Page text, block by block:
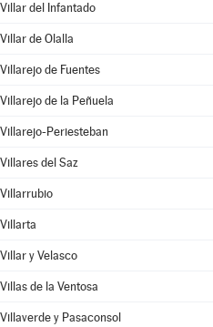
Villar del Infantado
Villar de Olalla
Villarejo de Fuentes
Villarejo de la Peñuela
Villarejo-Periesteban
Villares del Saz
Villarrubio
Villarta
Villar y Velasco
Villas de la Ventosa
Villaverde y Pasaconsol